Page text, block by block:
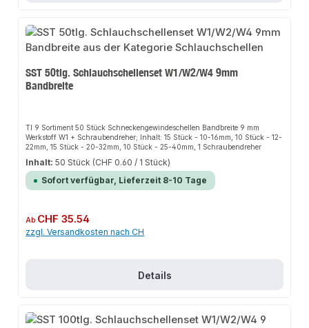
SST 50tlg. Schlauchschellenset W1/W2/W4 9mm
Bandbreite
TI 9 Sortiment 50 Stück Schneckengewindeschellen Bandbreite 9 mm
Werkstoff W1 + Schraubendreher; Inhalt: 15 Stück - 10-16mm, 10 Stück - 12-
22mm, 15 Stück - 20-32mm, 10 Stück - 25-40mm, 1 Schraubendreher
Inhalt:50 Stück (CHF 0.60 / 1 Stück)
Sofort verfügbar, Lieferzeit 8-10 Tage
Regulärer Preis:
Ab CHF 35.54
zzgl. Versandkosten nach CH
Details